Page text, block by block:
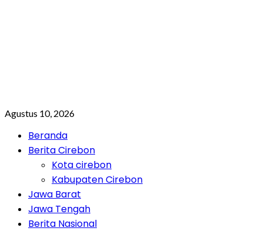
Skip
content
Agustus 10, 2026
PrimaryBeranda
Berita Cirebon
Kota cirebon
Kabupaten Cirebon
Jawa Barat
Jawa Tengah
Berita Nasional